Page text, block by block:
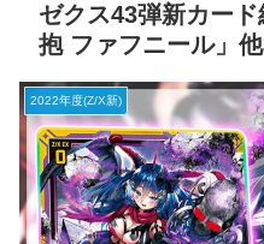
ゼクス43弾新カー
抱 ファフニール」
2022年度(Z/X新)